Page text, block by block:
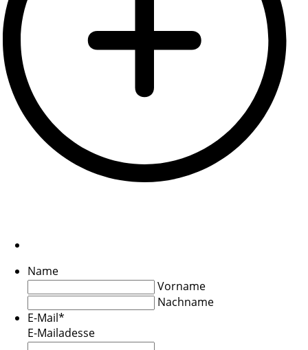
Name
Vorname
Nachname
E-Mail*
E-Mailadesse